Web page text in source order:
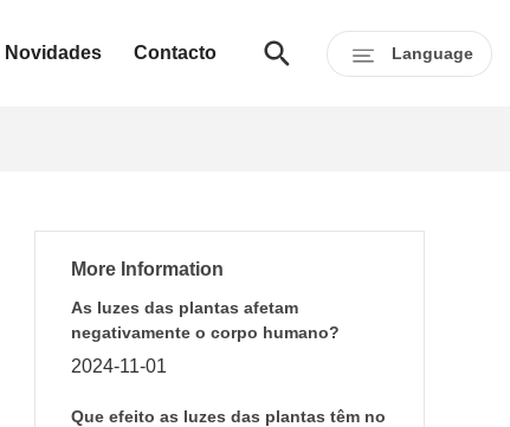
Novidades Contacto Language
More Information
As luzes das plantas afetam
negativamente o corpo humano?
2024-11-01
Que efeito as luzes das plantas têm no